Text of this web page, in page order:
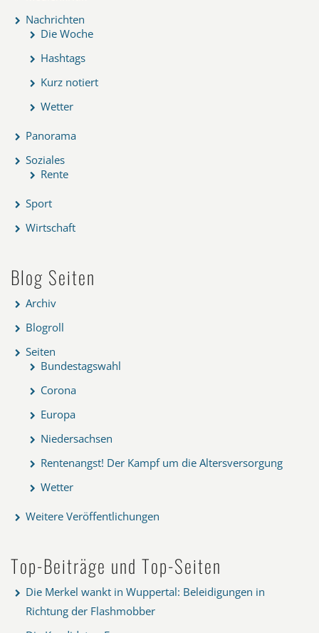
Nachrichten
Die Woche
Hashtags
Kurz notiert
Wetter
Panorama
Soziales
Rente
Sport
Wirtschaft
Blog Seiten
Archiv
Blogroll
Seiten
Bundestagswahl
Corona
Europa
Niedersachsen
Rentenangst! Der Kampf um die Altersversorgung
Wetter
Weitere Veröffentlichungen
Top-Beiträge und Top-Seiten
Die Merkel wankt in Wuppertal: Beleidigungen in
Richtung der Flashmobber